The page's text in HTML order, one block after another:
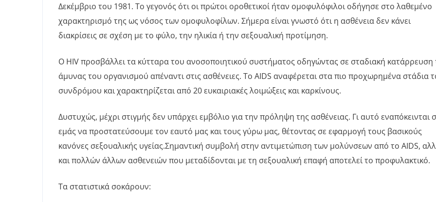
Δεκέμβριο του 1981. Το γεγονός ότι οι πρώτοι οροθετικοί ήταν ομοφυλόφιλοι οδήγησε στο λαθεμένο
χαρακτηρισμό της ως νόσος των ομοφυλοφίλων. Σήμερα είναι γνωστό ότι η ασθένεια δεν κάνει
διακρίσεις σε σχέση με το φύλο, την ηλικία ή την σεξουαλική προτίμηση.
Ο HIV προσβάλλει τα κύτταρα του ανοσοποιητικού συστήματος οδηγώντας σε σταδιακή κατάρρευση
άμυνας του οργανισμού απέναντι στις ασθένειες. Το AIDS αναφέρεται στα πιο προχωρημένα στάδια
συνδρόμου και χαρακτηρίζεται από 20 ευκαιριακές λοιμώξεις και καρκίνους.
Δυστυχώς, μέχρι στιγμής δεν υπάρχει εμβόλιο για την πρόληψη της ασθένειας. Γι αυτό εναπόκεινται
εμάς να προστατεύσουμε τον εαυτό μας και τους γύρω μας, θέτοντας σε εφαρμογή τους βασικούς
κανόνες σεξουαλικής υγείας.Σημαντική συμβολή στην αντιμετώπιση των μολύνσεων από το AIDS,
και πολλών άλλων ασθενειών που μεταδίδονται με τη σεξουαλική επαφή αποτελεί το προφυλακτικό.
Τα στατιστικά σοκάρουν: